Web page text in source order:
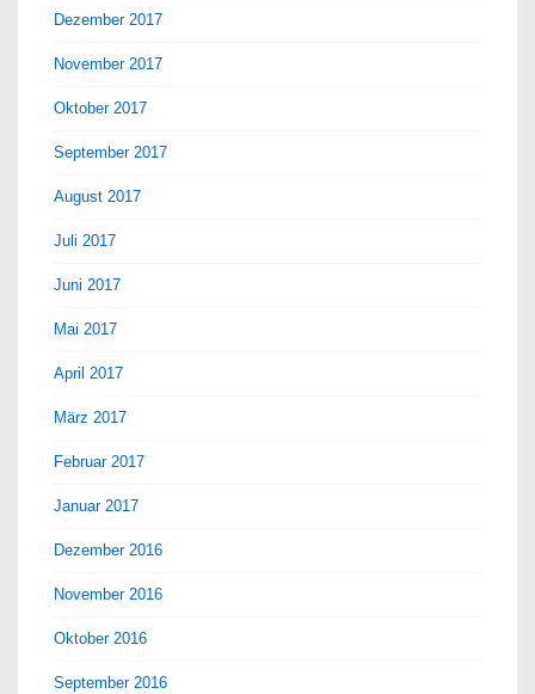
Dezember 2017
November 2017
Oktober 2017
September 2017
August 2017
Juli 2017
Juni 2017
Mai 2017
April 2017
März 2017
Februar 2017
Januar 2017
Dezember 2016
November 2016
Oktober 2016
September 2016